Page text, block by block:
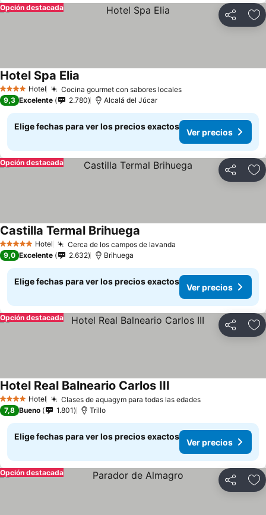
Compartir
Opción destacada
4 EstrellasHotel Cocina gourmet con sabores localesVer precios
Hotel Spa Elia
9,3 Excelente 2.780 Alcalá del Júcar
Elige fechas para ver los precios exactos
Ver precios
Compartir
Opción destacada
5 Estrellas Hotel Cerca de los campos de lavanda
Castilla Termal Brihuega
9,0 Excelente 2.632 Brihuega
Elige fechas para ver los precios exactos
Ver precios
Compartir
Opción destacada
4 EstrellasHotel Clases de aquagym para todas las edadesVer precios
Hotel Real Balneario Carlos III
7,8 Bueno 1.801 Trillo
Elige fechas para ver los precios exactos
Ver precios
Compartir
Opción destacada